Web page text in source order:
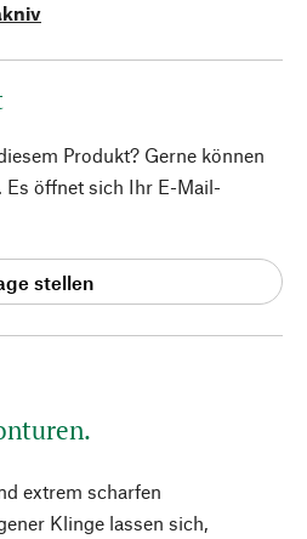
extrem scharfen
Klinge lassen sich,
Produkt? Gerne können
Es öffnet sich Ihr E-Mail-
stellen